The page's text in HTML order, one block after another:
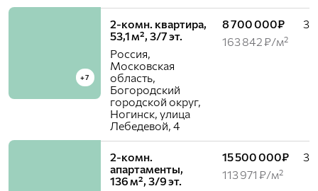
+7
2-комн. квартира,
53,1 м², 3/7 эт.
Россия,
Московская
область,
Богородский
городской округ,
Ногинск, улица
Лебедевой, 4
8 700 000₽
163 842 ₽/м²
3 /
2-комн.
апартаменты,
136 м², 3/9 эт.
15 500 000₽
113 971 ₽/м²
3 /